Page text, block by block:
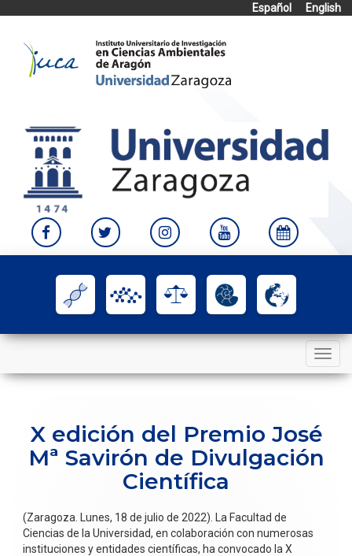
Español
English
content
Toggle
navigation
X edición del Premio José
Mª Savirón de Divulgación
Científica
(Zaragoza. Lunes, 18 de julio de 2022). La Facultad de
Ciencias de la Universidad, en colaboración con numerosas
instituciones y entidades científicas, ha convocado la X